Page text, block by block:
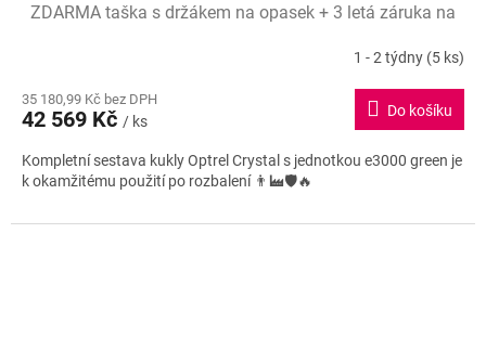
R
M
A
ZDARMA taška s držákem na opasek + 3 letá záruka na
produktu
je
z
5
1 - 2 týdny (5 ks)
35 180,99 Kč bez DPH
42 569 Kč / ks
Do košíku
Kompletní sestava kukly Optrel Crystal s jednotkou e3000 green je
k okamžitému použití po rozbalení 👨‍🏭🛡️🔥